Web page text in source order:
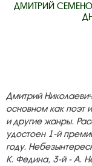
ДМИТРИЙ
Дмитрий
основном как поэт
и другие жанры.
удостоен 1-й
году.
К. Федина, 3-й - А.